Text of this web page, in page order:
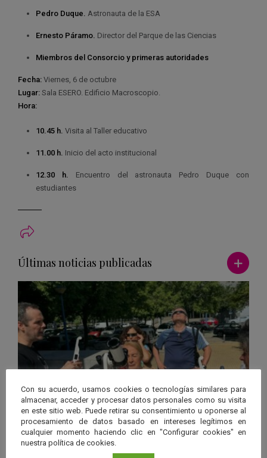
Pedro Duque. Astronauta de la ESA
Ernesto Páramo. Director del Parque de las Ciencias
Miembros del Consorcio y primeras autoridades
Fecha: Viernes, 6 de octubre
Lugar: Sala ESERO. Edificio Macroscopio.
Hora:
10.45 h. Visita al Taller educativo
11.00 h. Inicio del acto institucional
12.30 h. Encuentro del astronauta Pedro Duque con
estudiantes
Últimas noticias publicadas Ver más
07 Ago 2026|Andalucía
Andalucía será testigo del eclipse
Con su acuerdo, usamos cookies o tecnologías similares para
almacenar, acceder y procesar datos personales como su visita
en este sitio web. Puede retirar su consentimiento u oponerse al
procesamiento de datos basado en intereses legítimos en
cualquier momento haciendo clic en "Configurar cookies" en
nuestra política de cookies.